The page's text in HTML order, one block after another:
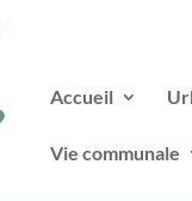
Accueil
Vie communale